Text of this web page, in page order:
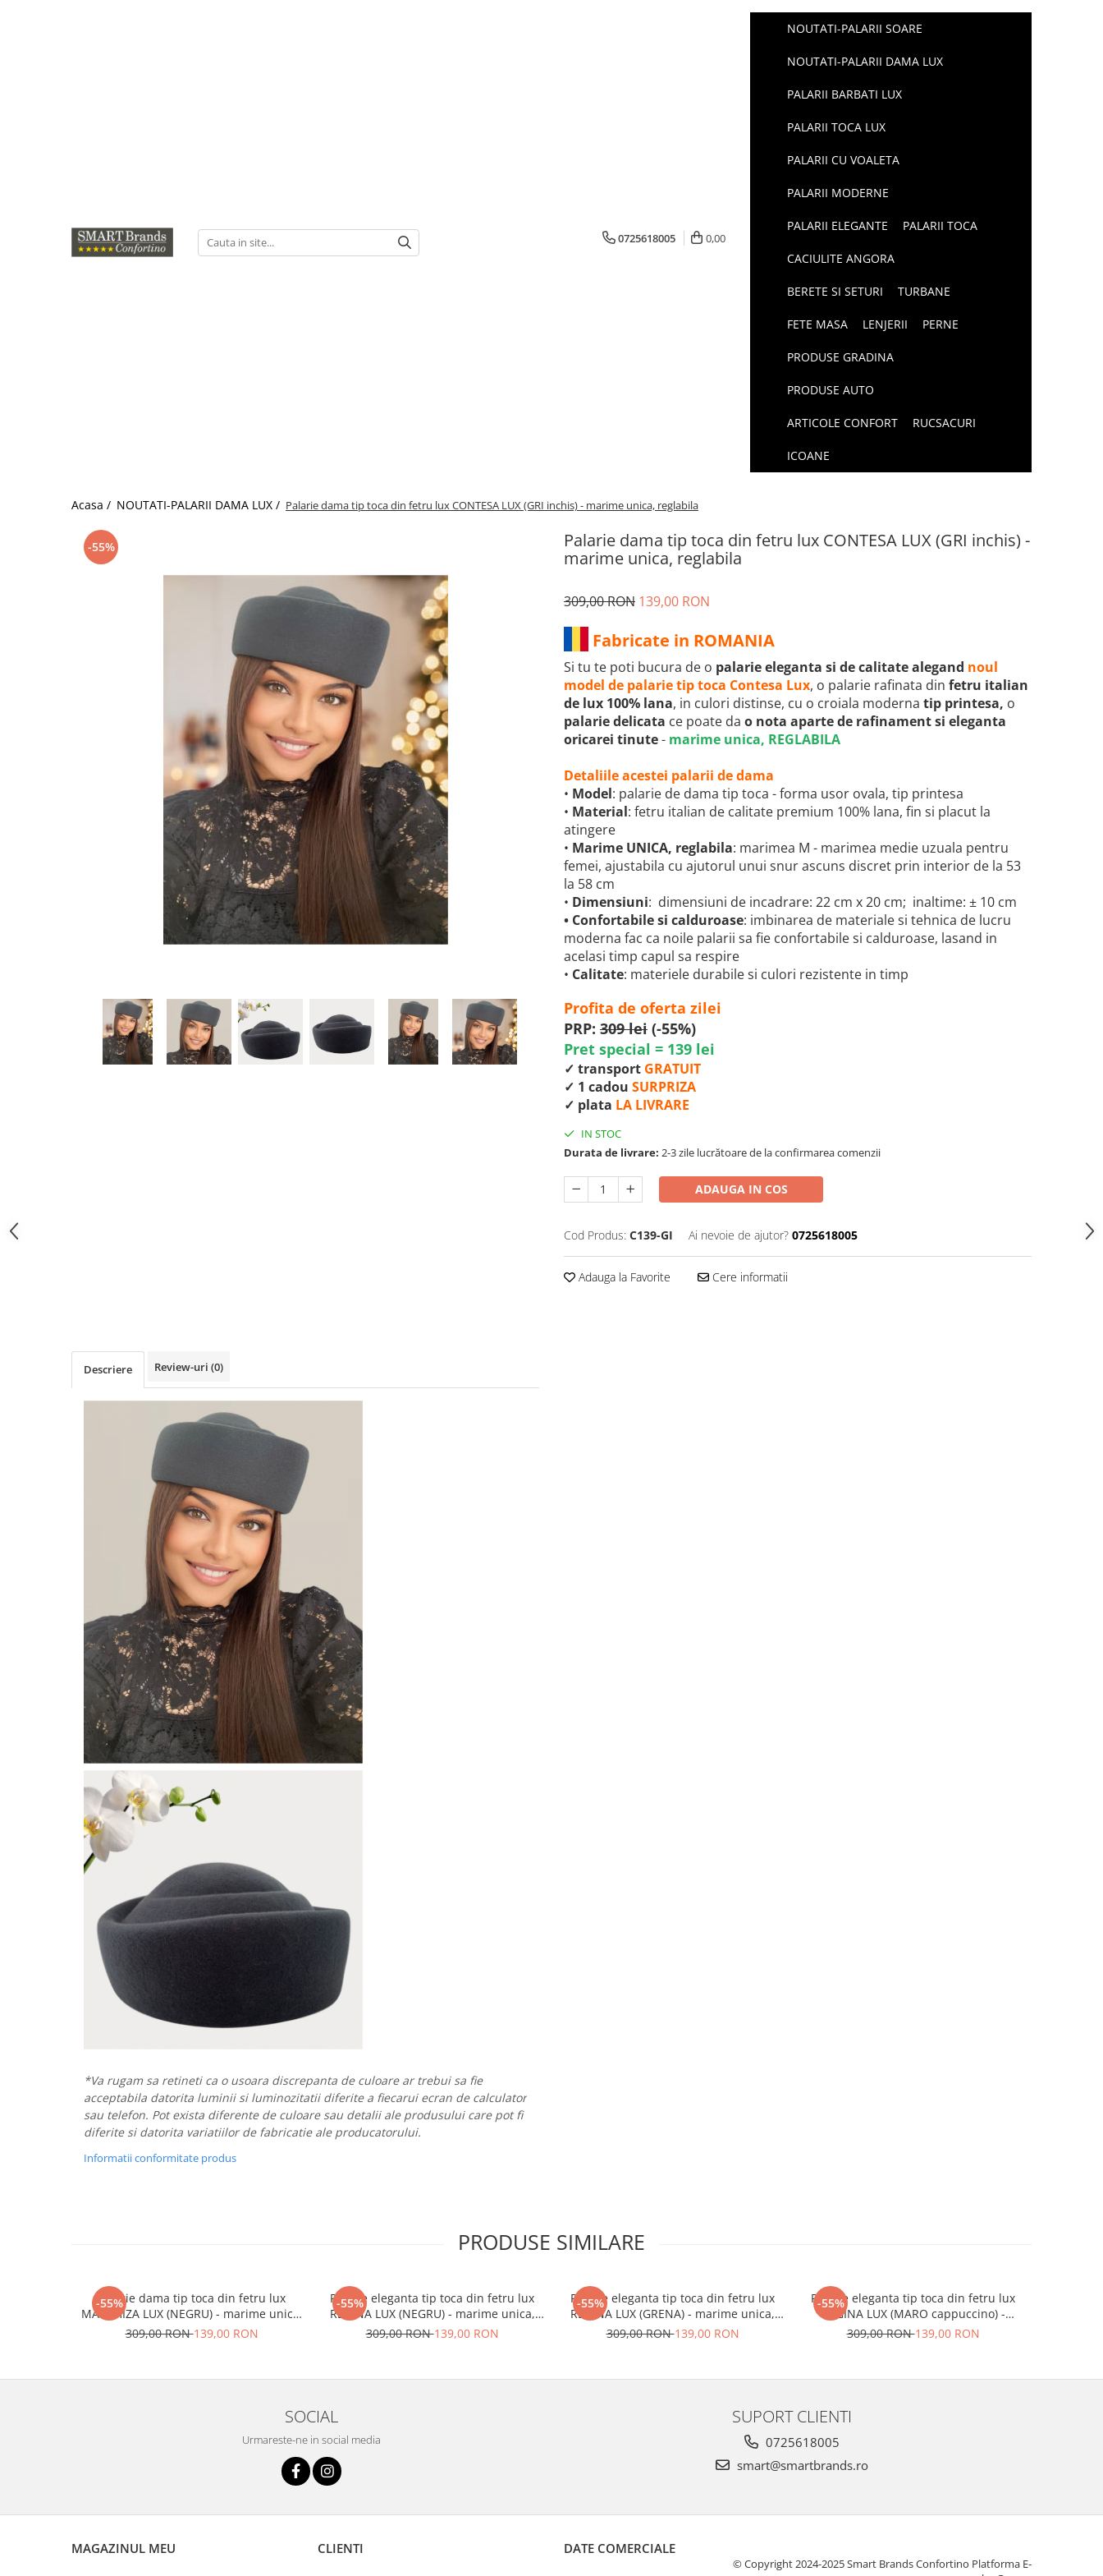
0725618005 0,00
NOUTATI-PALARII SOARE
NOUTATI-PALARII DAMA LUX
PALARII BARBATI LUX
PALARII TOCA LUX
PALARII CU VOALETA
PALARII MODERNE
PALARII ELEGANTE PALARII TOCA
CACIULITE ANGORA
BERETE SI SETURI TURBANE
FETE MASA LENJERII PERNE
PRODUSE GRADINA
PRODUSE AUTO
ARTICOLE CONFORT RUCSACURI
ICOANE
Acasa / NOUTATI-PALARII DAMA LUX / Palarie dama tip toca din fetru lux CONTESA LUX (GRI inchis) - marime unica, reglabila
Palarie dama tip toca din fetru lux CONTESA LUX (GRI inchis) -
marime unica, reglabila
-55%
309,00 RON 139,00 RON
Fabricate in ROMANIA
Si tu te poti bucura de o palarie eleganta si de calitate alegand noul
model de palarie tip toca Contesa Lux, o palarie rafinata din fetru italian
de lux 100% lana, in culori distinse, cu o croiala moderna tip printesa, o
palarie delicata ce poate da o nota aparte de rafinament si eleganta
oricarei tinute- marime unica, REGLABILA
Detaliile acestei palarii de dama
• Model: palarie de dama tip toca - forma usor ovala, tip printesa
• Material: fetru italian de calitate premium 100% lana, fin si placut la
atingere
• Marime UNICA, reglabila: marimea M - marimea medie uzuala pentru
femei, ajustabila cu ajutorul unui snur ascuns discret prin interior de la 53
la 58 cm
• Dimensiuni: dimensiuni de incadrare: 22 cm x 20 cm; inaltime: ± 10 cm
• Confortabile si calduroase: imbinarea de materiale si tehnica de lucru
moderna fac ca noile palarii sa fie confortabile si calduroase, lasand in
acelasi timp capul sa respire
• Calitate: materiele durabile si culori rezistente in timp
Profita de oferta zilei
PRP: 309 lei (-55%)
Pret special = 139 lei
✓ transport GRATUIT
✓ 1 cadou SURPRIZA
✓ plata LA LIVRARE
IN STOC
Durata de livrare: 2-3 zile lucrătoare de la confirmarea comenzii
ADAUGA IN COS
Cod Produs: C139-GI Ai nevoie de ajutor? 0725618005
Adauga la Favorite Cere informatii
Descriere Review-uri (0)
*Va rugam sa retineti ca o usoara discrepanta de culoare ar trebui sa fie
acceptabila datorita luminii si luminozitatii diferite a fiecarui ecran de calculator
sau telefon. Pot exista diferente de culoare sau detalii ale produsului care pot fi
diferite si datorita variatiilor de fabricatie ale producatorului.
Informatii conformitate produs
PRODUSE SIMILARE
-55%
Palarie dama tip toca din fetru lux
MARCHIZA LUX (NEGRU) - marime unica,
reglabila
309,00 RON139,00 RON
-55%
Palarie eleganta tip toca din fetru lux
REGINA LUX (NEGRU) - marime unica,
reglabila
309,00 RON139,00 RON
-55%
Palarie eleganta tip toca din fetru lux
REGINA LUX (GRENA) - marime unica,
reglabila
309,00 RON139,00 RON
-55%
Palarie eleganta tip toca din fetru lux
REGINA LUX (MARO cappuccino) -
marime unica, reglabila
309,00 RON139,00 RON
SOCIAL
Urmareste-ne in social media
SUPORT CLIENTI
0725618005
smart@smartbrands.ro
MAGAZINUL MEU CLIENTI DATE COMERCIALE
© Copyright 2024-2025 Smart Brands Confortino Platforma E-